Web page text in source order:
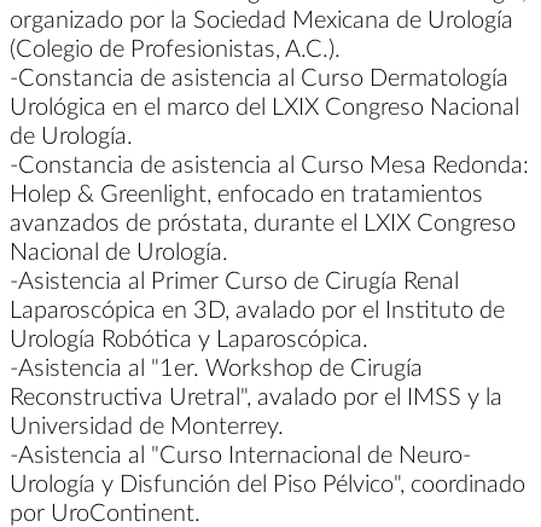
organizado por la Sociedad Mexicana de Urología
(Colegio de Profesionistas, A.C.).
-Constancia de asistencia al Curso Dermatología
Urológica en el marco del LXIX Congreso Nacional
de Urología.
-Constancia de asistencia al Curso Mesa Redonda:
Holep & Greenlight, enfocado en tratamientos
avanzados de próstata, durante el LXIX Congreso
Nacional de Urología.
-Asistencia al Primer Curso de Cirugía Renal
Laparoscópica en 3D, avalado por el Instituto de
Urología Robótica y Laparoscópica.
-Asistencia al "1er. Workshop de Cirugía
Reconstructiva Uretral", avalado por el IMSS y la
Universidad de Monterrey.
-Asistencia al "Curso Internacional de Neuro-
Urología y Disfunción del Piso Pélvico", coordinado
por UroContinent.